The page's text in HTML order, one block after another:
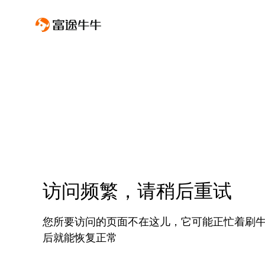
访问频繁，请稍后重试
您所要访问的页面不在这儿，它可能正忙着刷
后就能恢复正常